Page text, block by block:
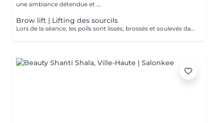
une ambiance détendue et ...
Brow lift | Lifting des sourcils
Lors de la séance, les poils sont lissés, brossés et soulevés dans la forme souhaitée. Ils sont ensuite fixés à l'aide d'une lotion spéciale. Cette technique conviendra à celles qui rêvent d'épaissir leurs sourcils mais aussi de couvrir de petits espaces, de petits trous et d'obtenir un look naturel, tout en légèreté. Les sourcils ne sont pas figés et restent malléables. Il est donc possible de les peigner vers le haut ou sur le côté selon le look souhaité. * Un soin à appliquer à domicile vous sera offert lors de la prestation *